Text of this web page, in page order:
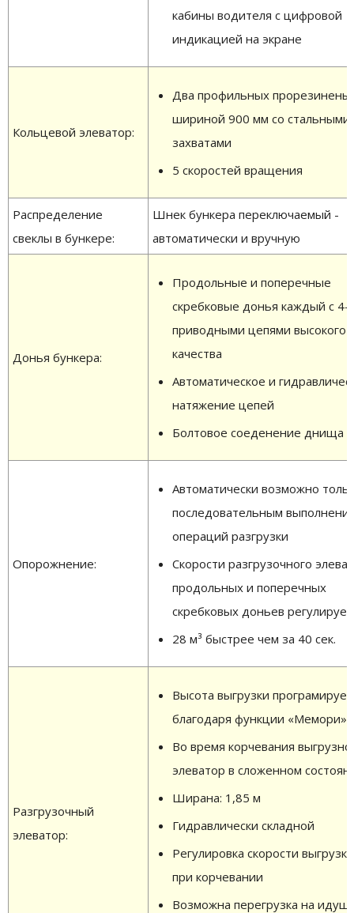
кабины водителя с цифровой
индикацией на экране
Кольцевой элеватор:
Два профильных
шириной 900 мм со стальными
захватами
5 скоростей вращения
Распределение
свеклы в бункере:
Шнек бункера переключаемый -
автоматически и вручную
Донья бункера:
Продольные и поперечные
скребковые донья каждый с 4-
приводными цепями высокого
качества
Автоматическое и
натяжение цепей
Болтовое соеденение днища
Опорожнение:
Автоматически возможно
последовательным
операций разгрузки
Скорости разгрузочного
продольных и поперечных
скребковых доньев
28 м³ быстрее чем за 40 сек.
Разгрузочный
элеватор:
Высота выгрузки
благодаря функции «Мемори»
Во время корчевания
элеватор в сложенном
Ширана: 1,85 м
Гидравлически складной
Регулировка скорости
при корчевании
Возможна перегрузка на